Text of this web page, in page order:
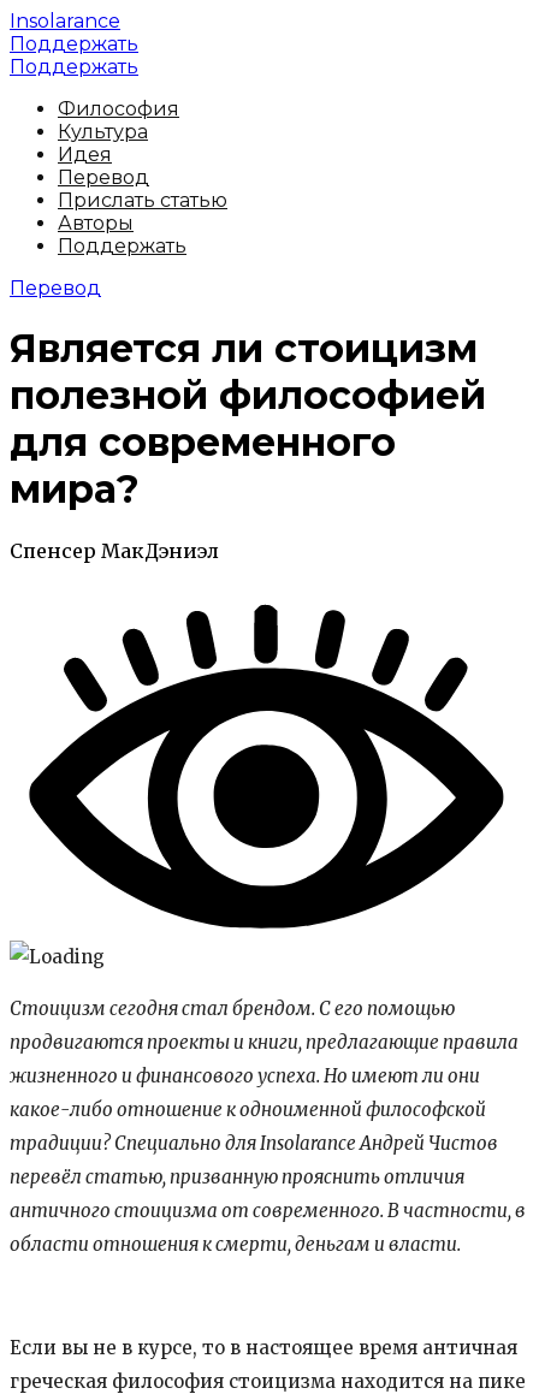
Insolarance
Поддержать
Поддержать
Философия
Культура
Идея
Перевод
Прислать статью
Авторы
Поддержать
Перевод
Является ли стоицизм
полезной философией
для современного
мира?
Спенсер МакДэниэл
Стоицизм сегодня стал брендом. С его помощью
продвигаются проекты и книги, предлагающие правила
жизненного и финансового успеха. Но имеют ли они
какое-либо отношение к одноименной философской
традиции? Специально для Insolarance Андрей Чистов
перевёл статью, призванную прояснить отличия
античного стоицизма от современного. В частности, в
области отношения к смерти, деньгам и власти.
Если вы не в курсе, то в настоящее время античная
греческая философия стоицизма находится на пике